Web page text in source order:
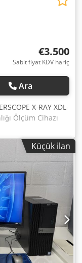
€3.500
Sabit fiyat KDV hariç
Ara
X-RAY XDL-
Ölçüm Cihazı
Tip: XDL-
Tipi: X-ışını
Ölçüm Cihazı
GmbH + Co. KG
cihazı.
RFA)
ölçümü ve
fonksiyonel
ve çeşitli
ve kalite
araştırma ve
Cihaz, bir
edilmemiş ve
Küçük ilan